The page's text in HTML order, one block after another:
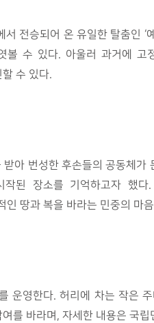
전승되어 온 유일한 탈춤인 ‘
수 있다. 아울러 과거에 고
수 있다.
아 번성한 후손들의 공동체가
장소를 기억하고자 했다.
인 땅과 복을 바라는 민중의 마
운영한다. 허리에 차는 작은
를 바라며, 자세한 내용은 국